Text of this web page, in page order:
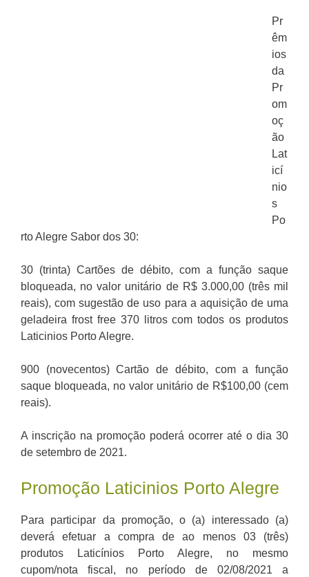
Pr
êm
ios
da
Pr
om
oç
ão
Lat
icí
nio
s
Po
rto Alegre Sabor dos 30:
30 (trinta) Cartões de débito, com a função saque
bloqueada, no valor unitário de R$ 3.000,00 (três mil
reais), com sugestão de uso para a aquisição de uma
geladeira frost free 370 litros com todos os produtos
Laticinios Porto Alegre.
900 (novecentos) Cartão de débito, com a função
saque bloqueada, no valor unitário de R$100,00 (cem
reais).
A inscrição na promoção poderá ocorrer até o dia 30
de setembro de 2021.
Promoção Laticinios Porto Alegre
Para participar da promoção, o (a) interessado (a)
deverá efetuar a compra de ao menos 03 (três)
produtos Laticínios Porto Alegre, no mesmo
cupom/nota fiscal, no período de 02/08/2021 a